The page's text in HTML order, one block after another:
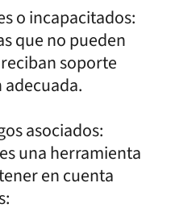
o incapacitados:
que no pueden
soporte
asociados:
una herramienta
en cuenta